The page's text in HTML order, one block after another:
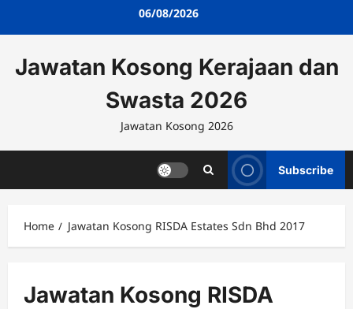
06/08/2026
Jawatan Kosong Kerajaan dan
Swasta 2026
Jawatan Kosong 2026
Subscribe
Home Jawatan Kosong RISDA Estates Sdn Bhd 2017
Jawatan Kosong RISDA